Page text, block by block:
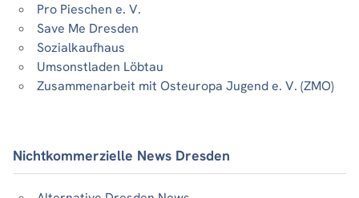
Pro Pieschen e. V.
Save Me Dresden
Sozialkaufhaus
Umsonstladen Löbtau
Zusammenarbeit mit Osteuropa Jugend e. V. (ZMO)
Nichtkommerzielle News Dresden